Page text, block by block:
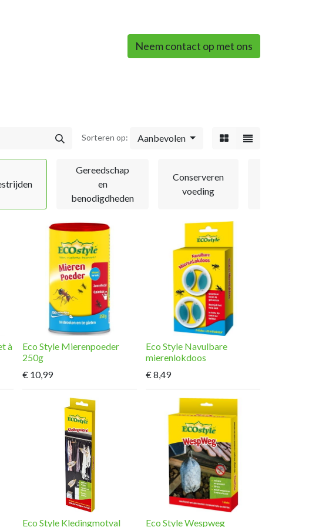
Neem contact op met ons
Sorteren op: Aanbevolen
Gereedschap
en
benodigdheden
Conserveren
voeding
à
Eco Style Mierenpoeder
250g
€ 10,99
Eco Style Navulbare
mierenlokdoos
€ 8,49
Eco Style Kledingmotval Eco Style Wespweg